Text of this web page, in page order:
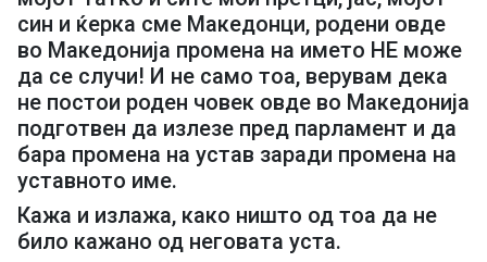
син и ќерка сме Македонци, родени овде
во Македонија промена на името НЕ може
да се случи! И не само тоа, верувам дека
не постои роден човек овде во Македонија
подготвен да излезе пред парламент и да
бара промена на устав заради промена на
уставното име.
Кажа и излажа, како ништо од тоа да не
било кажано од неговата уста.